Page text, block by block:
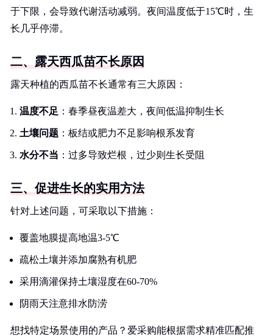
于下限，会导致代谢活动减弱。夜间温度低于15℃时，生
长几乎停滞。
二、露天西瓜苗不长原因
露天种植的西瓜苗不长通常有三大原因：
温度不足 ：春季昼夜温差大，夜间低温抑制生长
土壤问题 ：板结或肥力不足影响根系发育
水分不当 ：过多导致烂根，过少则生长受阻
三、促进生长的实用方法
针对上述问题，可采取以下措施：
覆盖地膜提高地温3-5℃
疏松土壤并添加腐熟有机肥
采用滴灌保持土壤湿度在60-70%
阴雨天注意排水防涝
想找特定场景使用的产品？爱采购能根据需求精准匹配推